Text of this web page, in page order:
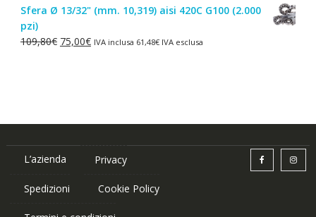
originale
87,84€.
attuale
75,00€.
Sfera Ø 13/32" (mm. 10,319) aisi 420C G100 (2.000
pzi)
109,80€ Il
75,00€IlIVA inclusa 61,48€IVA esclusa
L’azienda Privacy
Spedizioni Cookie Policy